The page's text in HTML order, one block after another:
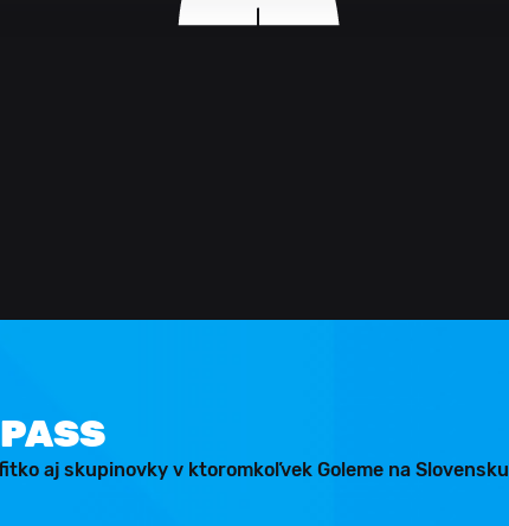
aj skupinovky v ktoromkoľvek Goleme na Slovensku